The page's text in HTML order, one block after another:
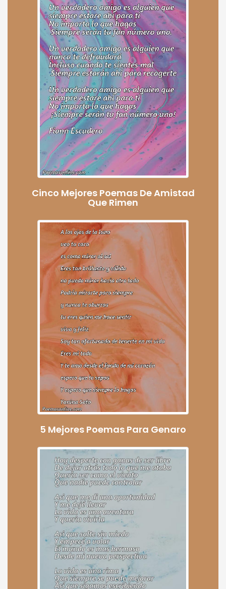
Cinco Mejores Poemas De Amistad
Que Rimen
5 Mejores Poemas Para Genaro